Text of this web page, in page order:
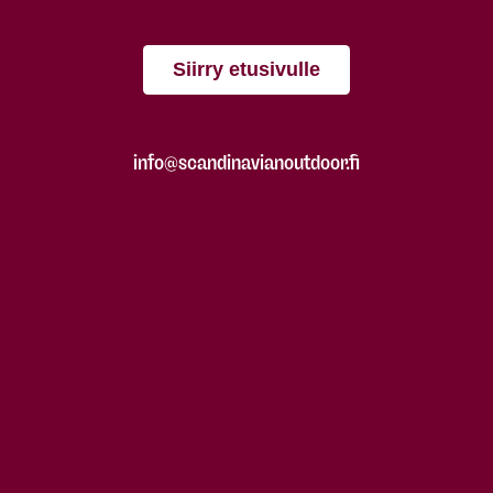
Siirry etusivulle
info@scandinavianoutdoor.fi